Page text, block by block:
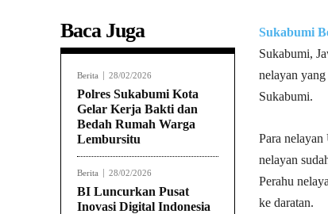
Baca Juga
Berita 28/02/2026
Polres Sukabumi Kota
Gelar Kerja Bakti dan
Bedah Rumah Warga
Lembursitu
Berita 28/02/2026
BI Luncurkan Pusat
Inovasi Digital Indonesia
Sukabumi
Sukabumi,
nelayan
Sukabumi.
Para
nelayan
Perahu
ke daratan.